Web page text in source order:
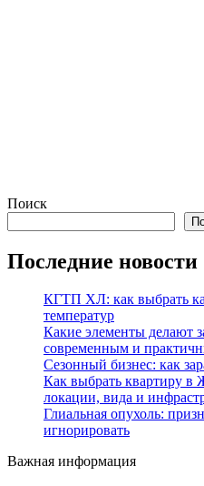
Поиск
Последние новости
КГТП ХЛ: как выбрать
температур
Какие элементы делают
современным и
Сезонный бизнес: как
Как выбрать квартиру
локации, вида и
Глиальная опухоль:
игнорировать
Важная информация